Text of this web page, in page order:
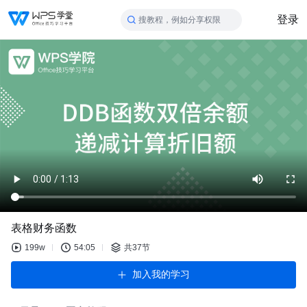
搜教程，例如分享权限 登录
表格财务函数
199w 54:05 共37节
加入我的学习